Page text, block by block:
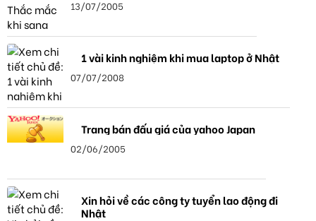
13/07/2005
1 vài kinh nghiệm khi mua laptop ở Nhật
07/07/2008
Trang bán đấu giá của yahoo Japan
02/06/2005
Xin hỏi về các công ty tuyển lao động đi
Nhật